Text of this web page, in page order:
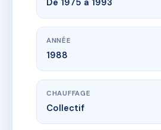
De 1975 a 1993
ANNÉE
1988
CHAUFFAGE
Collectif